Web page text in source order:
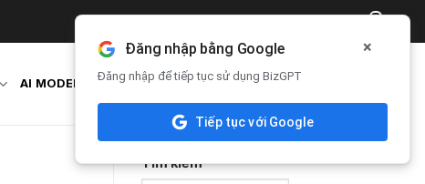
AI MODELS API & DOCS TÀI KHOẢN & APIS
Tìm kiếm
×
Đăng nhập bằng Google
Đăng nhập để tiếp tục sử dụng BizGPT
Tiếp tục với Google